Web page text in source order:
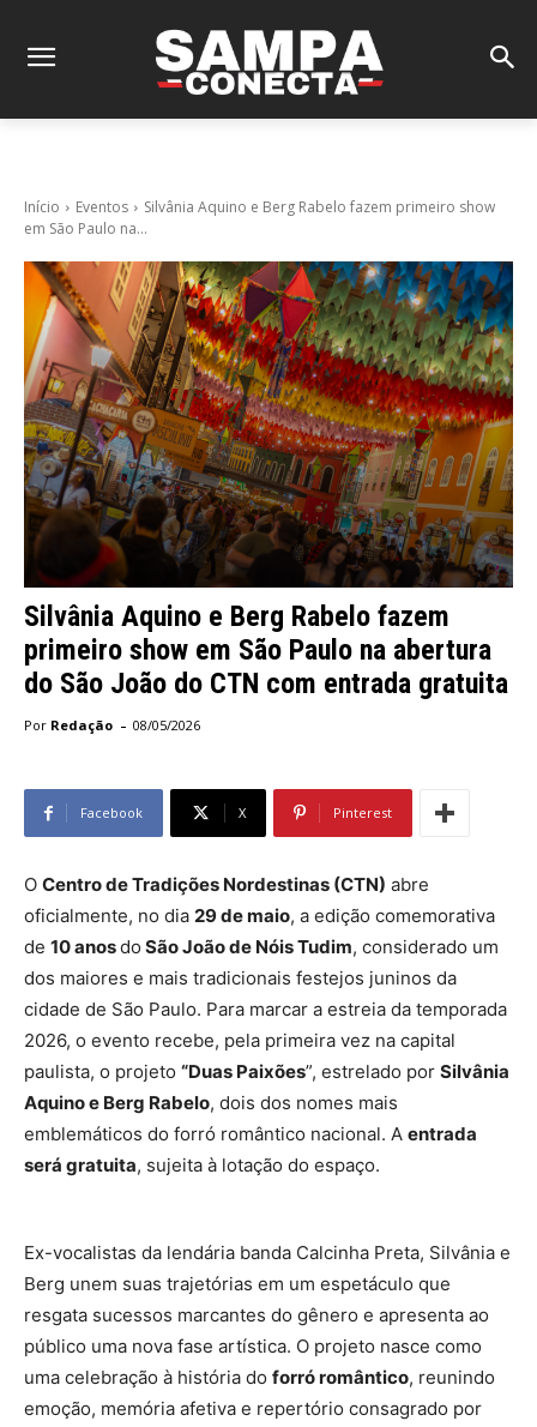
Início Eventos
Silvânia Aquino e Berg Rabelo fazem primeiro show
em São Paulo na...
Silvânia Aquino e Berg Rabelo fazem
primeiro show em São Paulo na abertura
do São João do CTN com entrada gratuita
Por Redação - 08/05/2026
Facebook X Pinterest
O Centro de Tradições Nordestinas (CTN) abre
oficialmente, no dia 29 de maio, a edição comemorativa
de 10 anosdo São João de Nóis Tudim, considerado um
dos maiores e mais tradicionais festejos juninos da
cidade de São Paulo. Para marcar a estreia da temporada
2026, o evento recebe, pela primeira vez na capital
paulista, o projeto “Duas Paixões”, estrelado por Silvânia
Aquino e Berg Rabelo, dois dos nomes mais
emblemáticos do forró romântico nacional. A entrada
será gratuita, sujeita à lotação do espaço.
Ex-vocalistas da lendária banda Calcinha Preta, Silvânia e
Berg unem suas trajetórias em um espetáculo que
resgata sucessos marcantes do gênero e apresenta ao
público uma nova fase artística. O projeto nasce como
uma celebração à história do forró romântico, reunindo
emoção, memória afetiva e repertório consagrado por